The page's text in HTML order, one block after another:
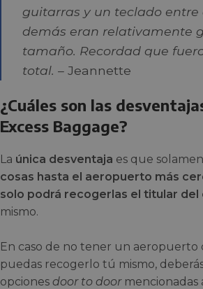
guitarras y un teclado entre
demás eran relativamente
tamaño. Recordad que
total. – Jeannette
¿Cuáles son las
Excess Baggage?
La única desventaja es que
cosas hasta el aeropuerto más
solo podrá recogerlas el titular del
mismo.
En caso de no tener un aeropuerto
puedas recogerlo tú mismo,
opciones door to doormencionadas